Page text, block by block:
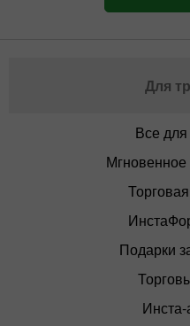
Для
Все
Мгновенное
Подарки
Инста-